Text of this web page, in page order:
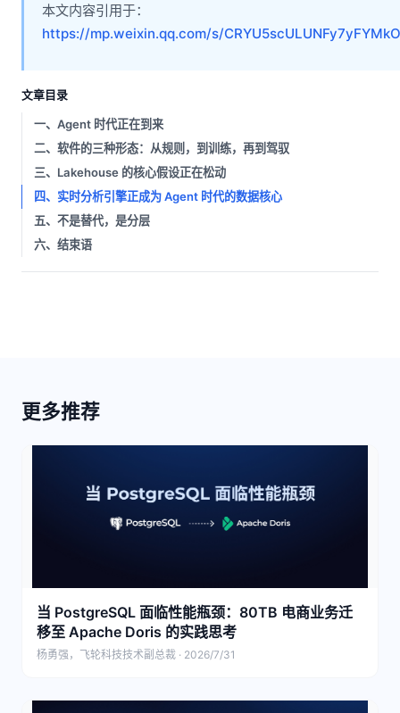
本文内容引用于：
https://mp.weixin.qq.com/s/
文章目录
一、Agent 时代正在到来
二、软件的三种形态：从规则，到训练，再到驾驭
三、Lakehouse 的核心假设正在松动
四、实时分析引擎正成为 Agent 时代的数据核心
五、不是替代，是分层
六、结束语
更多推荐
当 PostgreSQL 面临性能瓶颈：80TB 电商业务迁
移至 Apache Doris 的实践思考
杨勇强，飞轮科技技术副总裁 · 2026/7/31